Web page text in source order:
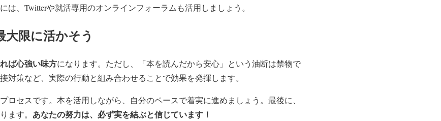
は、Twitterや就活専用のオンラインフォーラムも活用しましょう。
大限に活かそう
ば心強い味方になります。ただし、「本を読んだから安心」という油断は禁物で
対策など、実際の行動と組み合わせることで効果を発揮します。
ロセスです。本を活用しながら、自分のペースで着実に進めましょう。最後に、
ます。 あなたの努力は、必ず実を結ぶと信じています！